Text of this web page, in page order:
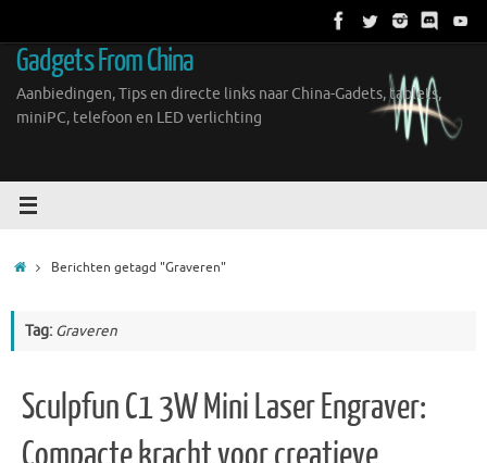
inhoud
Gadgets From China
Aanbiedingen, Tips en directe links naar China-Gadets, tablets,
miniPC, telefoon en LED verlichting
HomeBerichten getagd "Graveren"
Tag: Graveren
Sculpfun C1 3W Mini Laser Engraver: